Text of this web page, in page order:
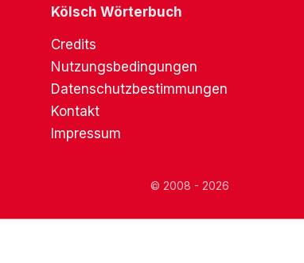
Kölsch Wörterbuch
Credits
Nutzungsbedingungen
Datenschutzbestimmungen
Kontakt
Impressum
© 2008 - 2026